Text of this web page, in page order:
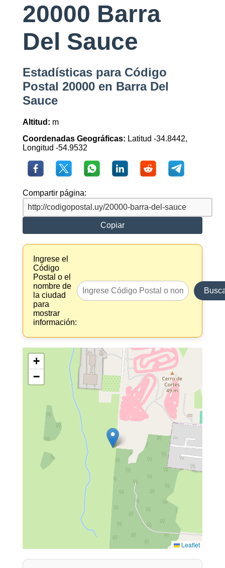
20000 Barra
Del Sauce
Estadísticas para Código
Postal 20000 en Barra Del
Sauce
Altitud: m
Coordenadas Geográficas: Latitud -34.8442,
Longitud -54.9532
Compartir página:
Copiar
Ingrese el
Código
Postal o el
nombre de
la ciudad
para
mostrar
información:
+
−
Leaflet